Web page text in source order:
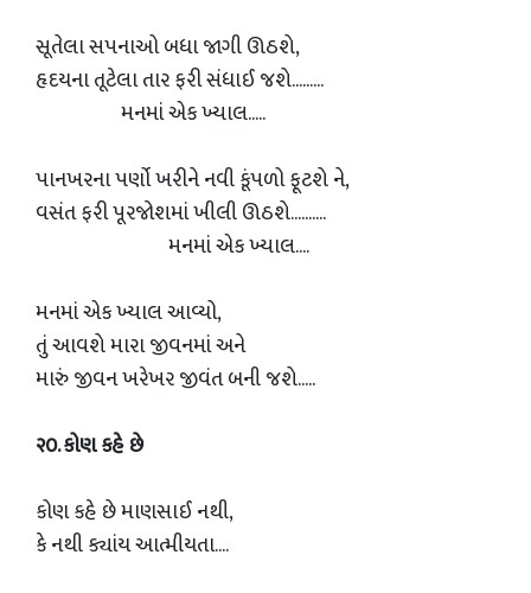
સૂતેલા સપનાઓ બધા જાગી ઊઠશે,
હૃદયના તૂટેલા તાર ફરી સંધાઈ જશે.........
મનમાં એક ખ્યાલ.....
પાનખરના પર્ણો ખરીને નવી કૂંપળો ફૂટશે ને,
વસંત ફરી પૂરજોશમાં ખીલી ઊઠશે..........
મનમાં એક ખ્યાલ....
મનમાં એક ખ્યાલ આવ્યો,
તું આવશે મારા જીવનમાં અને
મારું જીવન ખરેખર જીવંત બની જશે.....
૨૦. કોણ કહે છે
કોણ કહે છે માણસાઈ નથી,
કે નથી ક્યાંય આત્મીયતા....